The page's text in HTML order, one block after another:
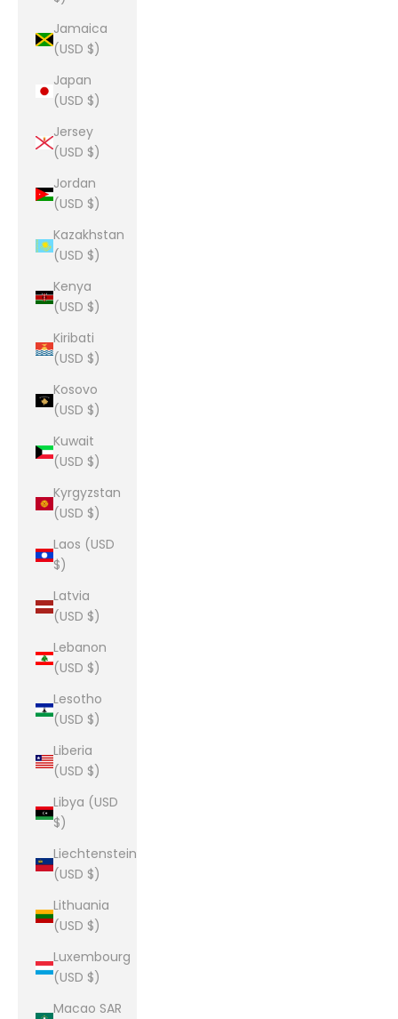
Jamaica
(USD $)
Japan
(USD $)
Jersey
(USD $)
Jordan
(USD $)
Kazakhstan
(USD $)
Kenya
(USD $)
Kiribati
(USD $)
Kosovo
(USD $)
Kuwait
(USD $)
Kyrgyzstan
(USD $)
Laos (USD
$)
Latvia
(USD $)
Lebanon
(USD $)
Lesotho
(USD $)
Liberia
(USD $)
Libya (USD
$)
Liechtenstein
(USD $)
Lithuania
(USD $)
Luxembourg
(USD $)
Macao SAR